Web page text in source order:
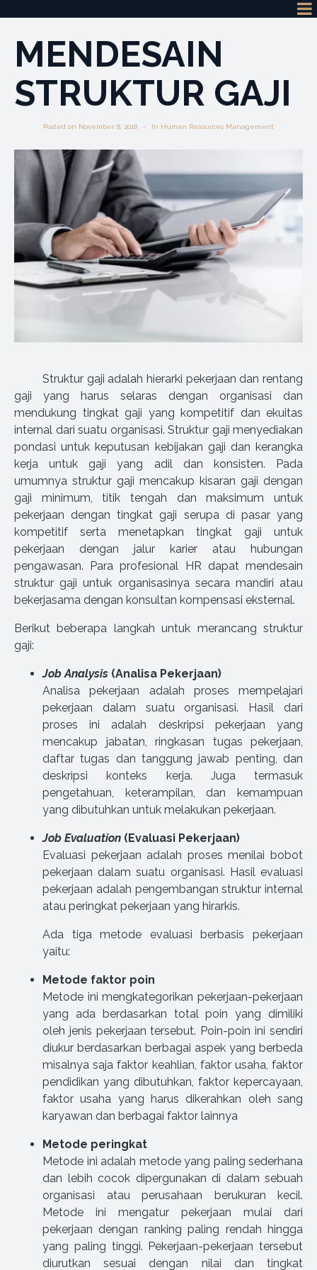
MENDESAIN
STRUKTUR GAJI
Posted on November 8, 2018 In Human Resources Management
Struktur gaji adalah hierarki pekerjaan dan rentang
gaji yang harus selaras dengan organisasi dan
mendukung tingkat gaji yang kompetitif dan ekuitas
internal dari suatu organisasi. Struktur gaji menyediakan
pondasi untuk keputusan kebijakan gaji dan kerangka
kerja untuk gaji yang adil dan konsisten. Pada
umumnya struktur gaji mencakup kisaran gaji dengan
gaji minimum, titik tengah dan maksimum untuk
pekerjaan dengan tingkat gaji serupa di pasar yang
kompetitif serta menetapkan tingkat gaji untuk
pekerjaan dengan jalur karier atau hubungan
pengawasan. Para profesional HR dapat mendesain
struktur gaji untuk organisasinya secara mandiri atau
bekerjasama dengan konsultan kompensasi eksternal.
Berikut beberapa langkah untuk merancang struktur
gaji:
Job Analysis (Analisa Pekerjaan)
Analisa pekerjaan adalah proses mempelajari
pekerjaan dalam suatu organisasi. Hasil dari
proses ini adalah deskripsi pekerjaan yang
mencakup jabatan, ringkasan tugas pekerjaan,
daftar tugas dan tanggung jawab penting, dan
deskripsi konteks kerja. Juga termasuk
pengetahuan, keterampilan, dan kemampuan
yang dibutuhkan untuk melakukan pekerjaan.
Job Evaluation (Evaluasi Pekerjaan)
Evaluasi pekerjaan adalah proses menilai bobot
pekerjaan dalam suatu organisasi. Hasil evaluasi
pekerjaan adalah pengembangan struktur internal
atau peringkat pekerjaan yang hirarkis.
Ada tiga metode evaluasi berbasis pekerjaan
yaitu:
Metode faktor poin
Metode ini mengkategorikan pekerjaan-pekerjaan
yang ada berdasarkan total poin yang dimiliki
oleh jenis pekerjaan tersebut. Poin-poin ini sendiri
diukur berdasarkan berbagai aspek yang berbeda
misalnya saja faktor keahlian, faktor usaha, faktor
pendidikan yang dibutuhkan, faktor kepercayaan,
faktor usaha yang harus dikerahkan oleh sang
karyawan dan berbagai faktor lainnya
Metode peringkat
Metode ini adalah metode yang paling sederhana
dan lebih cocok dipergunakan di dalam sebuah
organisasi atau perusahaan berukuran kecil.
Metode ini mengatur pekerjaan mulai dari
pekerjaan dengan ranking paling rendah hingga
yang paling tinggi. Pekerjaan-pekerjaan tersebut
diurutkan sesuai dengan nilai dan tingkat